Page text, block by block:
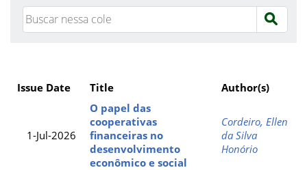
Issue Date Title Author(s)
1-Jul-2026
O papel das
cooperativas
financeiras no
desenvolvimento
econômico e social
Cordeiro, Ellen
da Silva
Honório